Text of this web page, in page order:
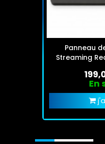
Panneau
Streaming
En